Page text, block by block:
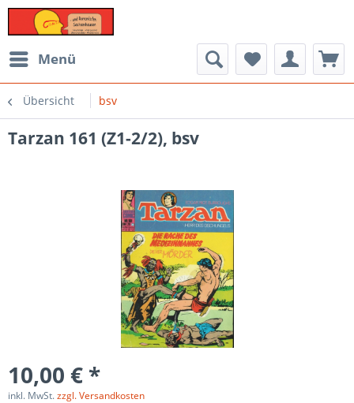
Menü
Übersicht bsv
Tarzan 161 (Z1-2/2), bsv
10,00 € *
inkl. MwSt.zzgl. Versandkosten